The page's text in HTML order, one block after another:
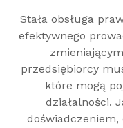
Stała obsługa
efektywnego
przedsiębiorcy
które mogą
działalności.
doświadczeniem,